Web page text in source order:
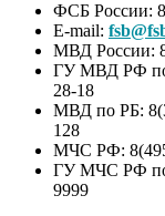
ФСБ России:
E-mail:
МВД России:
ГУ МВД РФ
28-18
МВД по РБ:
128
МЧС РФ:
ГУ МЧС РФ по
9999